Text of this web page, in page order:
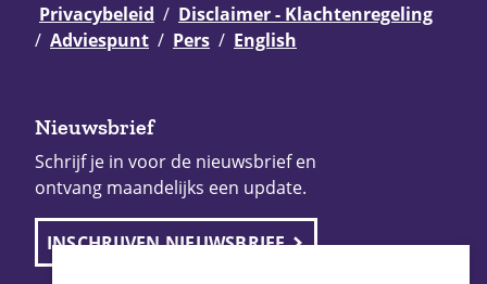
Privacybeleid
Disclaimer - Klachtenregeling
Adviespunt
Pers English
Nieuwsbrief
Schrijf je in voor de nieuwsbrief en
ontvang maandelijks een update.
INSCHRIJVEN NIEUWSBRIEF